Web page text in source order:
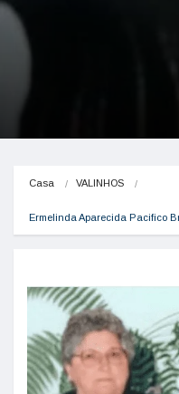
Casa VALINHOS
Ermelinda Aparecida Pacifico